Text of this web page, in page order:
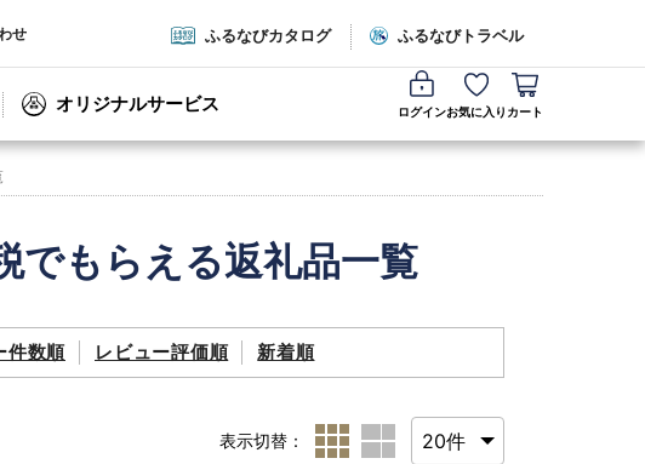
せ ふるなびカタログ ふるなびトラベル
オリジナルサービス ログインお気に入り カート
でもらえる返礼品一覧
件数順 レビュー評価順 新着順
表示切替：